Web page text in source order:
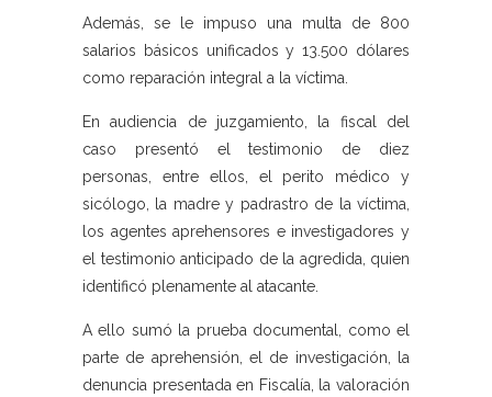
Además, se le impuso una multa de 800
salarios básicos unificados y 13.500 dólares
como reparación integral a la víctima.
En audiencia de juzgamiento, la fiscal del
caso presentó el testimonio de diez
personas, entre ellos, el perito médico y
sicólogo, la madre y padrastro de la víctima,
los agentes aprehensores e investigadores y
el testimonio anticipado de la agredida, quien
identificó plenamente al atacante.
A ello sumó la prueba documental, como el
parte de aprehensión, el de investigación, la
denuncia presentada en Fiscalía, la valoración